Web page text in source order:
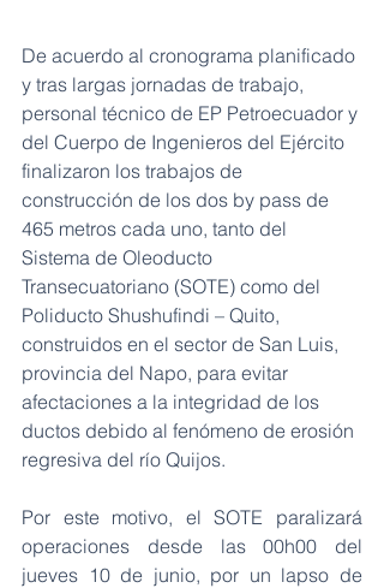
De acuerdo al cronograma planificado
y tras largas jornadas de trabajo,
personal técnico de EP Petroecuador y
del Cuerpo de Ingenieros del Ejército
finalizaron los trabajos de
construcción de los dos by pass de
465 metros cada uno, tanto del
Sistema de Oleoducto
Transecuatoriano (SOTE) como del
Poliducto Shushufindi – Quito,
construidos en el sector de San Luis,
provincia del Napo, para evitar
afectaciones a la integridad de los
ductos debido al fenómeno de erosión
regresiva del río Quijos.
Por este motivo, el SOTE paralizará
operaciones desde las 00h00 del
jueves 10 de junio, por un lapso de